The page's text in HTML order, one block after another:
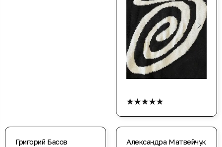
★★★★★
Григорий Басов Александра Матвейчук